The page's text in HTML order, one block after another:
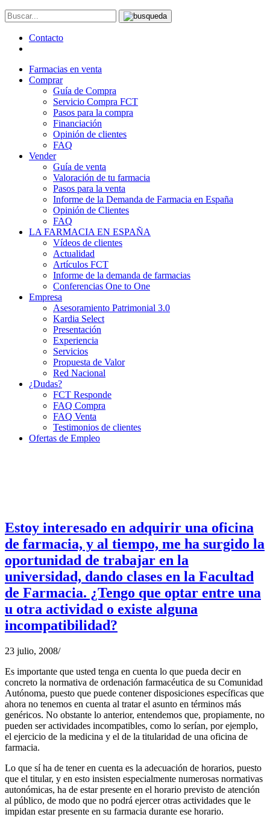
Contacto
Farmacias en venta
Comprar
Guía de Compra
Servicio Compra FCT
Pasos para la compra
Financiación
Opinión de clientes
FAQ
Vender
Guía de venta
Valoración de tu farmacia
Pasos para la venta
Informe de la Demanda de Farmacia en España
Opinión de Clientes
FAQ
LA FARMACIA EN ESPAÑA
Vídeos de clientes
Actualidad
Artículos FCT
Informe de la demanda de farmacias
Conferencias One to One
Empresa
Asesoramiento Patrimonial 3.0
Kardia Select
Presentación
Experiencia
Servicios
Propuesta de Valor
Red Nacional
¿Dudas?
FCT Responde
FAQ Compra
FAQ Venta
Testimonios de clientes
Ofertas de Empleo
Estoy interesado en adquirir una oficina
de farmacia, y al tiempo, me ha surgido la
oportunidad de trabajar en la
universidad, dando clases en la Facultad
de Farmacia. ¿Tengo que optar entre una
u otra actividad o existe alguna
incompatibilidad?
23 julio, 2008/
Es importante que usted tenga en cuenta lo que pueda decir en
concreto la normativa de ordenación farmacéutica de su Comunidad
Autónoma, puesto que puede contener disposiciones específicas que
ahora no tenemos en cuenta al tratar el asunto en términos más
genéricos. No obstante lo anterior, entendemos que, propiamente, no
pueden ser actividades incompatibles, como lo serían, por ejemplo,
el ejercicio de la medicina y el de la titularidad de una oficina de
farmacia.
Lo que sí ha de tener en cuenta es la adecuación de horarios, puesto
que el titular, y en esto insisten especialmente numerosas normativas
autonómicas, ha de estar presente en el horario previsto de atención
al público, de modo que no podrá ejercer otras actividades que le
impidan estar presente en su farmacia durante ese horario.